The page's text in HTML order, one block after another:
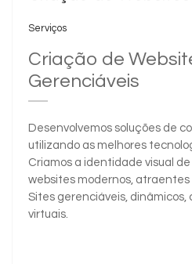
Serviços
Criação de
Gerenciáveis
Desenvolvemos soluções de
utilizando as melhores
Criamos a identidade visual
websites modernos,
Sites gerenciáveis, dinâmicos,
virtuais.